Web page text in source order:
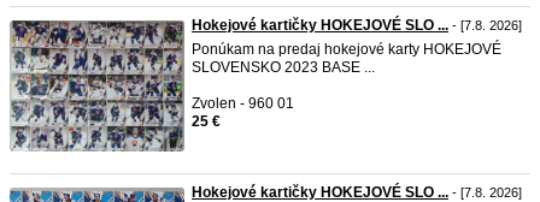
Hokejové kartičky HOKEJOVÉ SLO ... - [7.8. 2026]
Ponúkam na predaj hokejové karty HOKEJOVÉ
SLOVENSKO 2023 BASE ...
Zvolen - 960 01
25 €
Hokejové kartičky HOKEJOVÉ SLO ... - [7.8. 2026]